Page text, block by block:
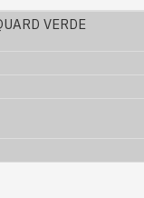
VERDE